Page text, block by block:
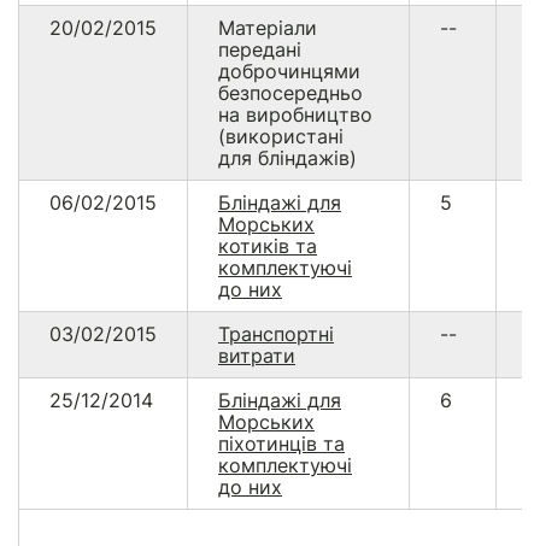
20/02/2015
Матеріали
передані
доброчинцями
безпосередньо
на виробництво
(використані
для бліндажів)
--
06/02/2015
Бліндажі для
Морських
котиків та
комплектуючі
до них
5
03/02/2015
Транспортні
витрати
--
25/12/2014
Бліндажі для
Морських
піхотинців та
комплектуючі
до них
6